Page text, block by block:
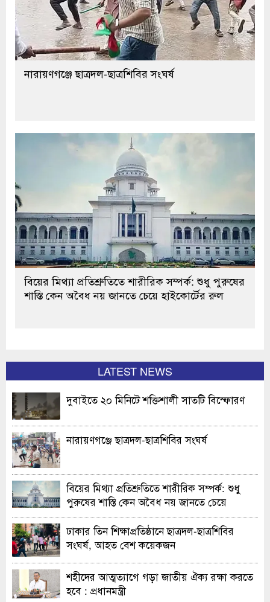
নারায়ণগঞ্জে ছাত্রদল-ছাত্রশিবির সংঘর্ষ
বিয়ের মিথ্যা প্রতিশ্রুতিতে শারীরিক সম্পর্ক: শুধু পুরুষের
শাস্তি কেন অবৈধ নয় জানতে চেয়ে হাইকোর্টের রুল
LATEST NEWS
দুবাইতে ২০ মিনিটে শক্তিশালী সাতটি বিস্ফোরণ
নারায়ণগঞ্জে ছাত্রদল-ছাত্রশিবির সংঘর্ষ
বিয়ের মিথ্যা প্রতিশ্রুতিতে শারীরিক সম্পর্ক: শুধু
পুরুষের শাস্তি কেন অবৈধ নয় জানতে চেয়ে
হাইকোর্টের রুল
ঢাকার তিন শিক্ষাপ্রতিষ্ঠানে ছাত্রদল-ছাত্রশিবির
সংঘর্ষ, আহত বেশ কয়েকজন
শহীদের আত্মত্যাগে গড়া জাতীয় ঐক্য রক্ষা করতে
হবে : প্রধানমন্ত্রী